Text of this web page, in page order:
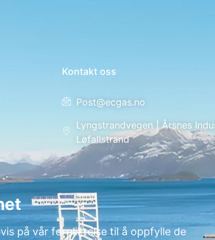
Kontakt oss
Post@ecgas.no
Lyngstrandvegen | Årsnes
Løfallstrand
på vår forpliktelse til å oppfylle de